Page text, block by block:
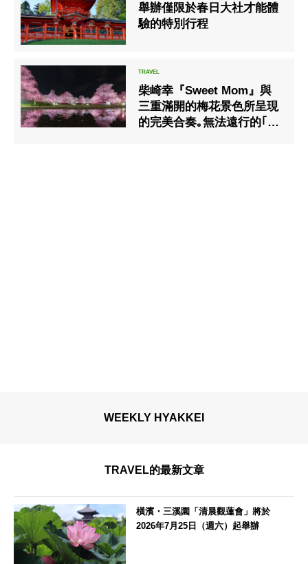
舉辦僅限於春日大社才能體
驗的特別行程
柴崎幸『Sweet Mom』與
三重滿開的梅花景色所呈現
的完美合奏｡無法遠行的｢現
WEEKLY HYAKKEI
TRAVEL的最新文章
橫濱・三溪園「清晨觀蓮會」將於
2026年7月25日（週六）起舉辦